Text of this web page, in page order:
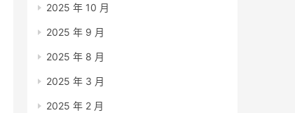
2025 年 10 月
2025 年 9 月
2025 年 8 月
2025 年 3 月
2025 年 2 月